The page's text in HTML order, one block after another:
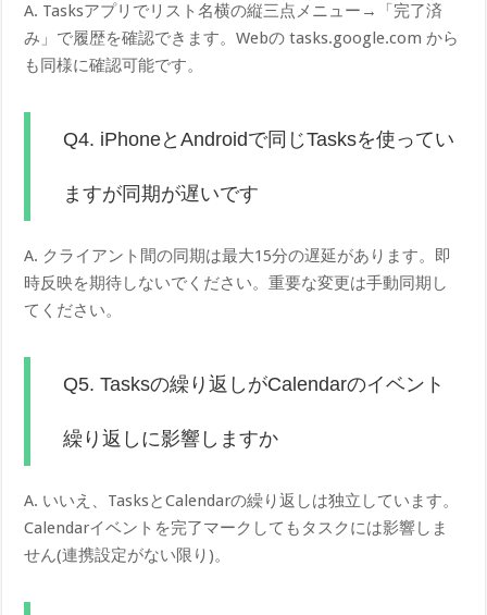
A. Tasksアプリでリスト名横の縦三点メニュー→「完了済
み」で履歴を確認できます。Webの tasks.google.com から
も同様に確認可能です。
Q4. iPhoneとAndroidで同じTasksを使ってい
ますが同期が遅いです
A. クライアント間の同期は最大15分の遅延があります。即
時反映を期待しないでください。重要な変更は手動同期し
てください。
Q5. Tasksの繰り返しがCalendarのイベント
繰り返しに影響しますか
A. いいえ、TasksとCalendarの繰り返しは独立しています。
Calendarイベントを完了マークしてもタスクには影響しま
せん(連携設定がない限り)。